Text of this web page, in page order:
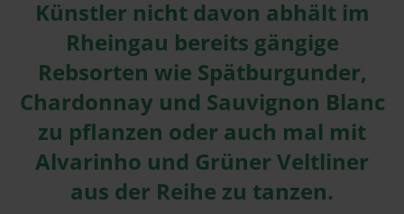
Künstler nicht davon abhält im
Rheingau bereits gängige
Rebsorten wie Spätburgunder,
Chardonnay und Sauvignon Blanc
zu pflanzen oder auch mal mit
Alvarinho und Grüner Veltliner
aus der Reihe zu tanzen.